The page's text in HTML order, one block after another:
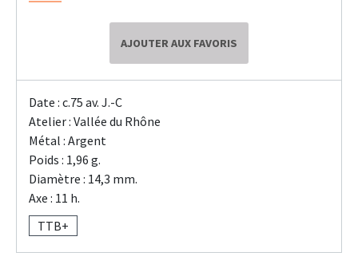
AJOUTER AUX FAVORIS
Date : c.75 av. J.-C
Atelier : Vallée du Rhône
Métal : Argent
Poids : 1,96 g.
Diamètre : 14,3 mm.
Axe : 11 h.
TTB+